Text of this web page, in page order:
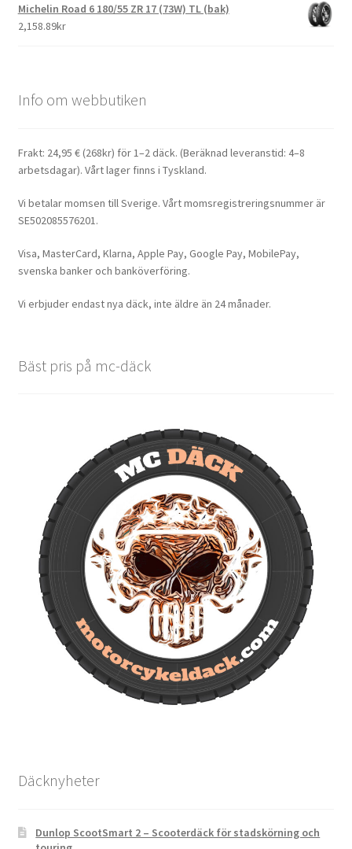
Michelin Road 6 180/55 ZR 17 (73W) TL (bak)
2,158.89kr
Info om webbutiken
Frakt: 24,95 € (268kr) för 1–2 däck. (Beräknad leveranstid: 4–8
arbetsdagar). Vårt lager finns i Tyskland.
Vi betalar momsen till Sverige. Vårt momsregistreringsnummer är
SE502085576201.
Visa, MasterCard, Klarna, Apple Pay, Google Pay, MobilePay,
svenska banker och banköverföring.
Vi erbjuder endast nya däck, inte äldre än 24 månader.
Bäst pris på mc-däck
Däcknyheter
Dunlop ScootSmart 2 – Scooterdäck för stadskörning och